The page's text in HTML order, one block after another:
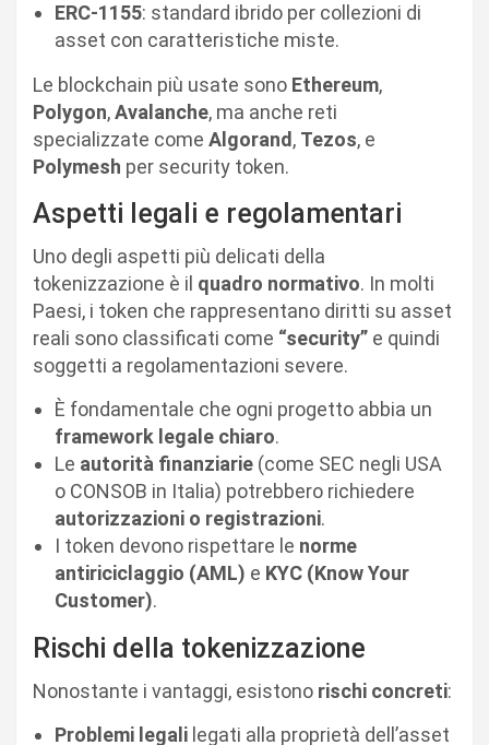
ERC-1155: standard ibrido per collezioni di
asset con caratteristiche miste.
Le blockchain più usate sono Ethereum,
Polygon,Avalanche, ma anche reti
specializzate come Algorand , Tezos, e
Polymesh per security token.
Aspetti legali e regolamentari
Uno degli aspetti più delicati della
tokenizzazione è il quadro normativo. In molti
Paesi, i token che rappresentano diritti su asset
reali sono classificati come “security” e quindi
soggetti a regolamentazioni severe.
È fondamentale che ogni progetto abbia un
framework legale chiaro.
Le autorità finanziarie (come SEC negli USA
o CONSOB in Italia) potrebbero richiedere
autorizzazioni o registrazioni.
I token devono rispettare le norme
antiriciclaggio (AML) e KYC (Know Your
Customer).
Rischi della tokenizzazione
Nonostante i vantaggi, esistono rischi concreti:
Problemi legali legati alla proprietà dell’asset